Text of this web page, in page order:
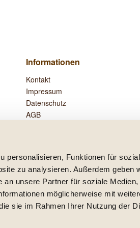
personalisieren, Funktionen für
zu analysieren. Außerdem geben
unsere Partner für soziale Medien,
möglicherweise mit
sie im Rahmen Ihrer Nutzung der
Informationen
Kontakt
Impressum
Datenschutz
AGB
Vertrag widerrufen
und ggf. Nachnahmegebühren, wenn
Länder entnehmen Sie bitte der